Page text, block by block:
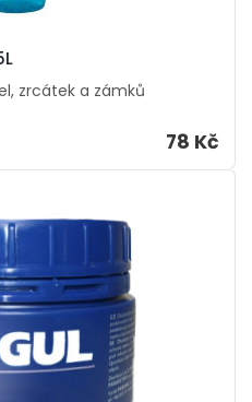
zrcátek a zámků
78 Kč